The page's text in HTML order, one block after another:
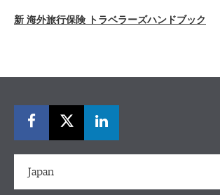
新 海外旅行保険 トラベラーズハンドブック
Japan